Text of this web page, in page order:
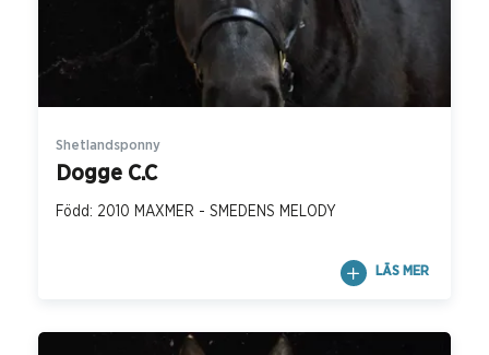
Shetlandsponny
Dogge C.C
Född: 2010 MAXMER - SMEDENS MELODY
LÄS MER